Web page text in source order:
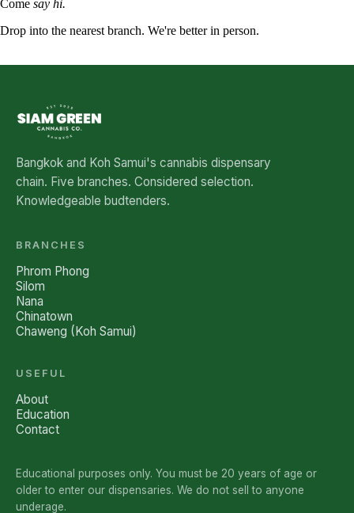
Come say hi.
Drop into the nearest branch. We're better in person.
Bangkok and Koh Samui's cannabis dispensary
chain. Five branches. Considered selection.
Knowledgeable budtenders.
BRANCHES
Phrom Phong
Silom
Nana
Chinatown
Chaweng (Koh Samui)
USEFUL
About
Education
Contact
Educational purposes only. You must be 20 years of age or
older to enter our dispensaries. We do not sell to anyone
underage.